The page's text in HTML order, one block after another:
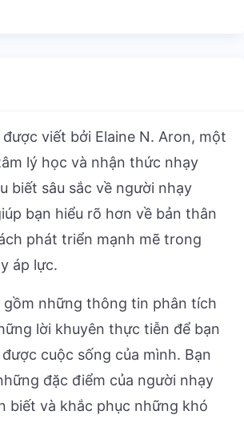
viết bởi Elaine N. Aron, một
lý học và nhận thức nhạy
biết sâu sắc về người nhạy
bạn hiểu rõ hơn về bản thân
phát triển mạnh mẽ trong
áp lực.
gồm những thông tin phân tích
lời khuyên thực tiễn để bạn
cuộc sống của mình. Bạn
đặc điểm của người nhạy
biết và khắc phục những khó